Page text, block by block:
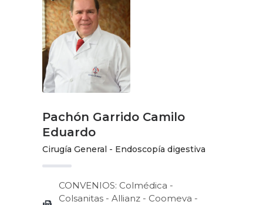
Pachón Garrido Camilo
Eduardo
Cirugía General - Endoscopía digestiva
CONVENIOS: Colmédica -
Colsanitas - Allianz - Coomeva -